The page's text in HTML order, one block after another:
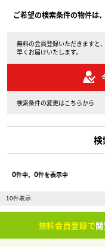
ご希望の検索条件の物件は
無料の会員登録いただきますと
早くお届けいたします。
検索条件の変更はこちらから
検
0件中、 0件を表示中
無料会員登録で